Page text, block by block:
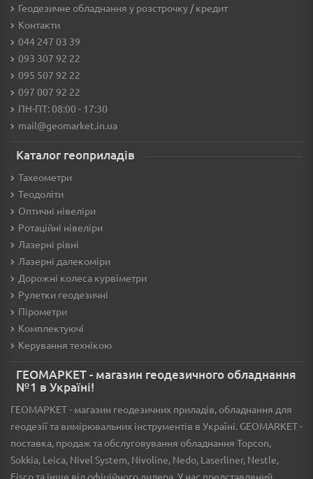
Геодезичне обладнання у розстрочку / кредит
Контакти
044 247 03 39
093 307 92 22
095 507 92 22
097 007 92 22
ПН-ПТ: 08:00 - 17:30
mail@geomarket.in.ua
Каталог геоприладів
Тахеометри
Теодоліти
Оптичні нівеліри
Ротаційні нівеліри
Лазерні рівні
Лазерні далекоміри
Дорожні колеса курвіметри
Рулетки геодезичні
Пірометри
Комплектуючі
Керування технікою
ГЕОМАРКЕТ - магазин геодезичного обладнання
№1 в Україні!
ГЕОМАРКЕТ - магазин геодезичних приладів, обладнання для
геодезії та вимірювальних інструментів в Україні. GEOMARKET -
поставка, продаж та обслуговування обладнання Topcon,
Sokkia, Leica, Nivel System, Nivoline, Nedo, Laserliner, Nestle,
Fisco та інше від офіційного дилера. У нас представлений